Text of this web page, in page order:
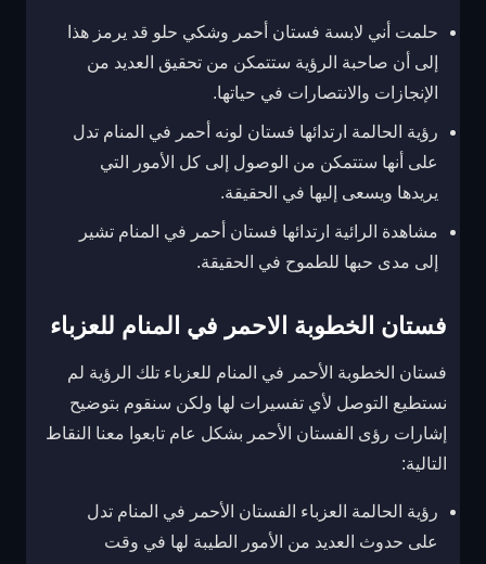
حلمت أني لابسة فستان أحمر وشكي حلو قد يرمز هذا
إلى أن صاحبة الرؤية ستتمكن من تحقيق العديد من
الإنجازات والانتصارات في حياتها.
رؤية الحالمة ارتدائها فستان لونه أحمر في المنام تدل
على أنها ستتمكن من الوصول إلى كل الأمور التي
يريدها ويسعى إليها في الحقيقة.
مشاهدة الرائية ارتدائها فستان أحمر في المنام تشير
إلى مدى حبها للطموح في الحقيقة.
فستان الخطوبة الاحمر في المنام للعزباء
فستان الخطوبة الأحمر في المنام للعزباء تلك الرؤية لم
نستطيع التوصل لأي تفسيرات لها ولكن سنقوم بتوضيح
إشارات رؤى الفستان الأحمر بشكل عام تابعوا معنا النقاط
التالية:
رؤية الحالمة العزباء الفستان الأحمر في المنام تدل
على حدوث العديد من الأمور الطيبة لها في وقت